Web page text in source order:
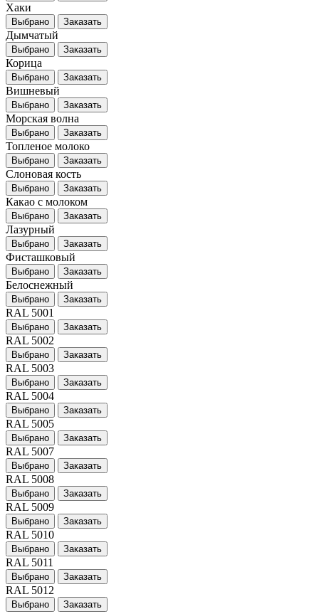
Хаки
Выбрано Заказать
Дымчатый
Выбрано Заказать
Корица
Выбрано Заказать
Вишневый
Выбрано Заказать
Морская волна
Выбрано Заказать
Топленое молоко
Выбрано Заказать
Слоновая кость
Выбрано Заказать
Какао с молоком
Выбрано Заказать
Лазурный
Выбрано Заказать
Фисташковый
Выбрано Заказать
Белоснежный
Выбрано Заказать
RAL 5001
Выбрано Заказать
RAL 5002
Выбрано Заказать
RAL 5003
Выбрано Заказать
RAL 5004
Выбрано Заказать
RAL 5005
Выбрано Заказать
RAL 5007
Выбрано Заказать
RAL 5008
Выбрано Заказать
RAL 5009
Выбрано Заказать
RAL 5010
Выбрано Заказать
RAL 5011
Выбрано Заказать
RAL 5012
Выбрано Заказать